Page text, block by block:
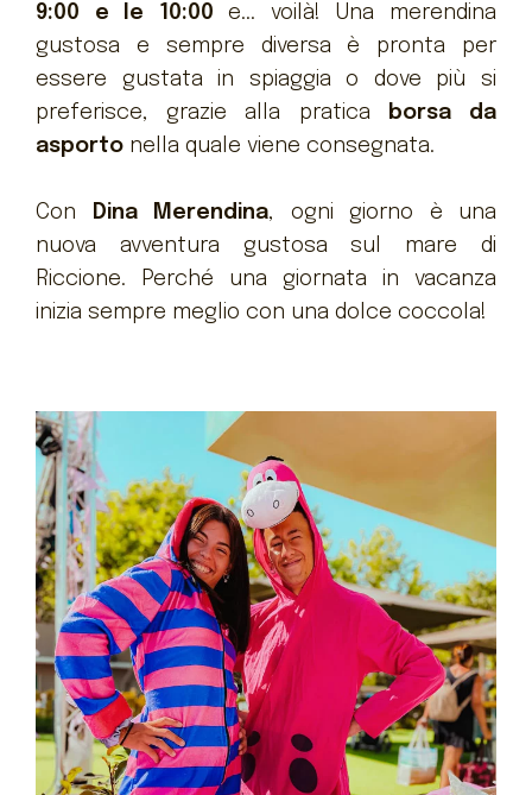
9:00 e le 10:00e... voilà! Una merendina
gustosa e sempre diversa è pronta per
essere gustata in spiaggia o dove più si
preferisce, grazie alla pratica
borsa da
asporto nella quale viene consegnata.
Con Dina Merendina, ogni giorno è una
nuova avventura gustosa sul mare di
Riccione. Perché una giornata in vacanza
inizia sempre meglio con una dolce coccola!